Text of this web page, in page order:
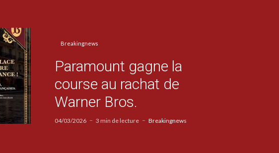
Breakingnews
Paramount gagne la
course au rachat de
Warner Bros.
04/03/2026 3 min de lecture Breakingnews